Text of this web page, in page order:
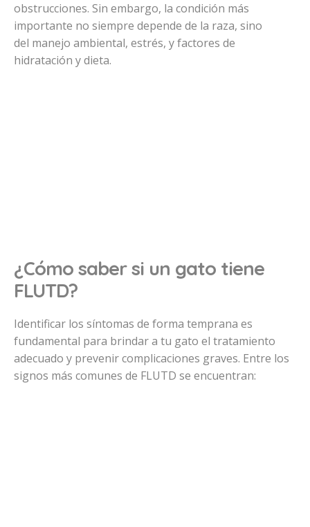
obstrucciones. Sin embargo, la condición más
importante no siempre depende de la raza, sino
del manejo ambiental, estrés, y factores de
hidratación y dieta.
¿Cómo saber si un gato tiene
FLUTD?
Identificar los síntomas de forma temprana es
fundamental para brindar a tu gato el tratamiento
adecuado y prevenir complicaciones graves. Entre los
signos más comunes de FLUTD se encuentran: